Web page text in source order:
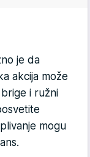
je da
akcija može
i ružni
mogu